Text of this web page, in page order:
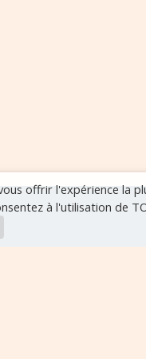
offrir l'expérience la
à l'utilisation de